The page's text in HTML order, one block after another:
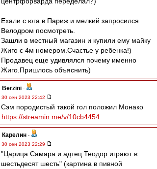
Ехали с юга в Париж и мелкий запросился
Велодром посмотреть.
Зашли в местный магазин и купили ему майку
Жиго с 4м номером.Счастье у ребенка!)
Продавец еще удивлялся почему именно
Жиго.Пришлось объяснить)
Berzini -
30 сен 2023 22:42
Сэм породистый такой гол положил Монако
https://streamin.me/v/10cb4454
Карелин -
30 сен 2023 22:29
"Царица Самара и адтец Теодор играют в
шестьдесят шесть" (картина в пивной